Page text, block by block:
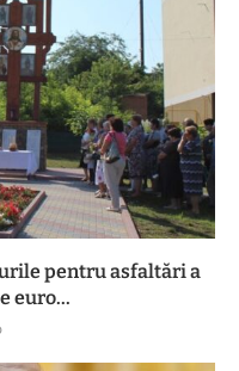
pentru asfaltări a
euro...